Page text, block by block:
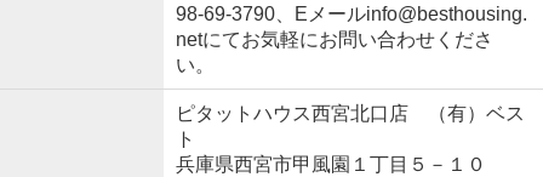
98-69-3790、Eメールinfo@besthousing.
netにてお気軽にお問い合わせくださ
い。
ピタットハウス西宮北口店 （有）ベス
ト
兵庫県西宮市甲風園１丁目５－１０